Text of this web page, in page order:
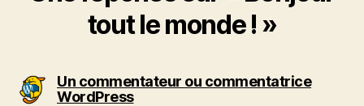
tout le monde ! »
Un commentateur ou commentatrice
WordPressdit :